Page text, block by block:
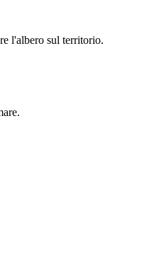
l'albero sul territorio.